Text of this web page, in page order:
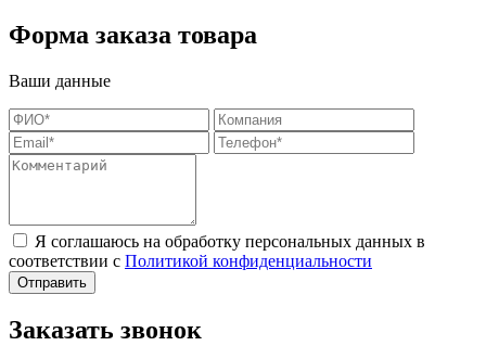
Форма заказа товара
Ваши данные
Я соглашаюсь на обработку персональных данных в
соответствии с Политикой конфиденциальности
Заказать звонок